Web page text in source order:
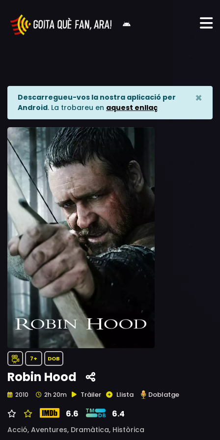
Descarregueu-vos la nostra aplicació per
Android. La trobareu en aquest enllaç
×
7+ DOB
Robin Hood
2010 2h 20m Tràiler Llista Doblatge
6.6 6.4
Acció, Aventures, Dramàtica, Històrica